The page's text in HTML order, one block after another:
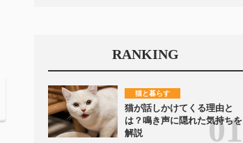
RANKING
猫と暮らす
猫が話しかけてくる理由と
は？鳴き声に隠れた気持ちを
解説